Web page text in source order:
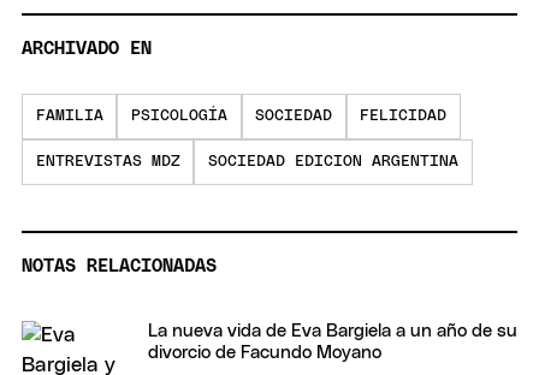
ARCHIVADO EN
FAMILIA PSICOLOGÍA SOCIEDAD FELICIDAD
ENTREVISTAS MDZ SOCIEDAD EDICION ARGENTINA
NOTAS RELACIONADAS
La nueva vida de Eva Bargiela a un año de su
divorcio de Facundo Moyano